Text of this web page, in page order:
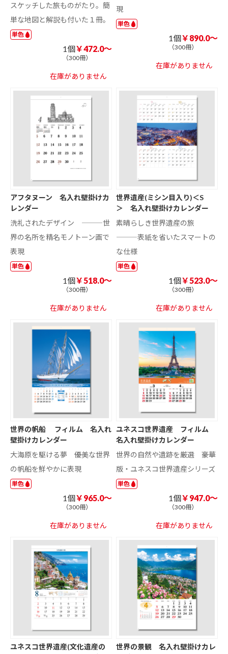
スケッチした旅ものがたり。簡
単な地図と解説も付いた１冊。
単色
1個￥472.0～
（300冊）
在庫がありません
現
単色
1個￥890.0～
（300冊）
在庫がありません
アフタヌーン 名入れ壁掛けカ
レンダー
洗礼されたデザイン ―――世
界の名所を精名モノトーン画で
表現
単色
1個￥518.0～
（300冊）
在庫がありません
世界遺産(ミシン目入り)＜S
＞ 名入れ壁掛けカレンダー
素晴らしき世界遺産の旅
―――表紙を省いたスマートの
な仕様
単色
1個￥523.0～
（300冊）
在庫がありません
世界の帆船 フィルム 名入れ
壁掛けカレンダー
大海原を駆ける夢 ――優美な世界
の帆船を鮮やかに表現
単色
1個￥965.0～
（300冊）
在庫がありません
ユネスコ世界遺産 フィルム
名入れ壁掛けカレンダー
世界の自然や遺跡を厳選 ――豪華
版・ユネスコ世界遺産シリーズ
単色
1個￥947.0～
（300冊）
在庫がありません
ユネスコ世界遺産(文化遺産の
世界の景観 名入れ壁掛けカレ